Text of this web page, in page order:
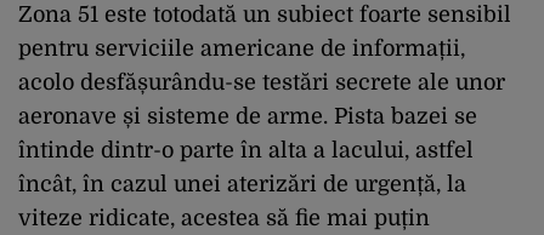
Zona 51 este totodată un subiect foarte sensibil
pentru serviciile americane de informații,
acolo desfășurându-se testări secrete ale unor
aeronave și sisteme de arme. Pista bazei se
întinde dintr-o parte în alta a lacului, astfel
încât, în cazul unei aterizări de urgență, la
viteze ridicate, acestea să fie mai puțin